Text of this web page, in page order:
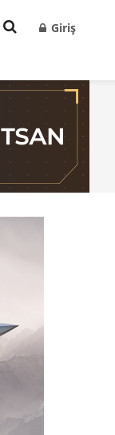
Giriş